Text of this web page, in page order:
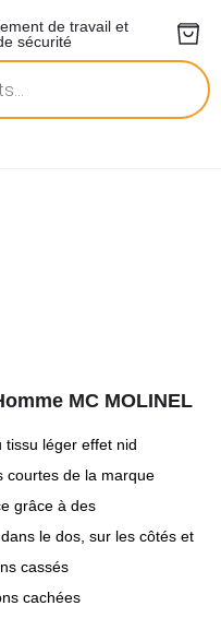
MC MOLINEL
tissu léger effet nid
courtes de la marque
grâce à des
le dos, sur les côtés et
cassés
cachées